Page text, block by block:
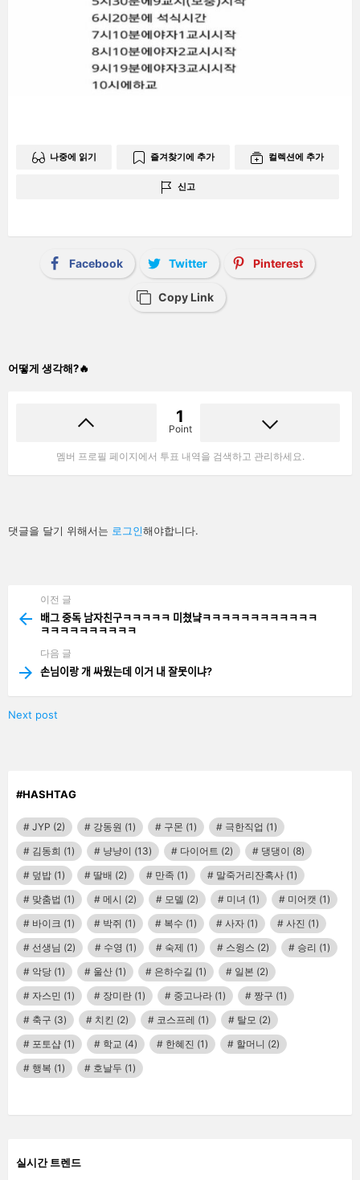
나중에 읽기 즐겨찾기에 추가 컬렉션에 추가
신고
Facebook Twitter Pinterest
Copy Link
어떻게 생각해?🔥
1
Point
멤버 프로필 페이지에서 투표 내역을 검색하고 관리하세요.
답
글
댓글을 달기 위해서는 로그인해야합니다.
more
이전 글
배그 중독 남자친구ㅋㅋㅋㅋㅋ 미쳤냨ㅋㅋㅋㅋㅋㅋㅋㅋㅋㅋㅋㅋ
ㅋㅋㅋㅋㅋㅋㅋㅋㅋㅋ
다음 글
손님이랑 개 싸웠는데 이거 내 잘못이냐?
Next post
#HASHTAG
JYP (2) 강동원 (1) 구몬 (1) 극한직업 (1)
김동희 (1) 냥냥이 (13) 다이어트 (2) 댕댕이 (8)
덮밥 (1) 딸배 (2) 만족 (1) 말죽거리잔혹사 (1)
맞춤법 (1) 메시 (2) 모델 (2) 미녀 (1) 미어캣 (1)
바이크 (1) 박쥐 (1) 복수 (1) 사자 (1) 사진 (1)
선생님 (2) 수영 (1) 숙제 (1) 스윙스 (2) 승리 (1)
악당 (1) 울산 (1) 은하수길 (1) 일본 (2)
자스민 (1) 장미란 (1) 중고나라 (1) 짱구 (1)
축구 (3) 치킨 (2) 코스프레 (1) 탈모 (2)
포토샵 (1) 학교 (4) 한혜진 (1) 할머니 (2)
행복 (1) 호날두 (1)
실시간 트렌드